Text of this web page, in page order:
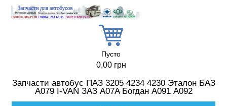
Пусто
0,00 грн
Запчасти автобус ПАЗ 3205 4234 4230 Эталон БАЗ
А079 I-VAN ЗАЗ A07A Богдан А091 А092